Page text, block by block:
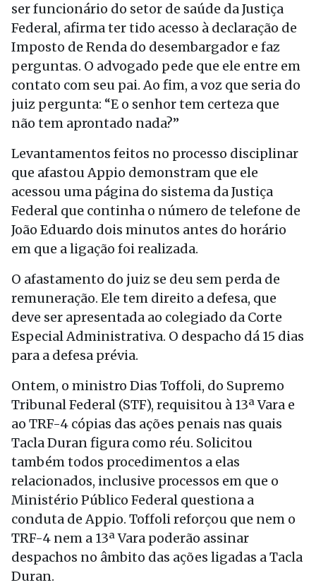
ser funcionário do setor de saúde da Justiça
Federal, afirma ter tido acesso à declaração de
Imposto de Renda do desembargador e faz
perguntas. O advogado pede que ele entre em
contato com seu pai. Ao fim, a voz que seria do
juiz pergunta: “E o senhor tem certeza que
não tem aprontado nada?”
Levantamentos feitos no processo disciplinar
que afastou Appio demonstram que ele
acessou uma página do sistema da Justiça
Federal que continha o número de telefone de
João Eduardo dois minutos antes do horário
em que a ligação foi realizada.
O afastamento do juiz se deu sem perda de
remuneração. Ele tem direito a defesa, que
deve ser apresentada ao colegiado da Corte
Especial Administrativa. O despacho dá 15 dias
para a defesa prévia.
Ontem, o ministro Dias Toffoli, do Supremo
Tribunal Federal (STF), requisitou à 13ª Vara e
ao TRF-4 cópias das ações penais nas quais
Tacla Duran figura como réu. Solicitou
também todos procedimentos a elas
relacionados, inclusive processos em que o
Ministério Público Federal questiona a
conduta de Appio. Toffoli reforçou que nem o
TRF-4 nem a 13ª Vara poderão assinar
despachos no âmbito das ações ligadas a Tacla
Duran.